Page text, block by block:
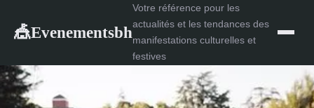
🎪Evenementsbh
Votre référence pour les
actualités et les tendances des
manifestations culturelles et
festives